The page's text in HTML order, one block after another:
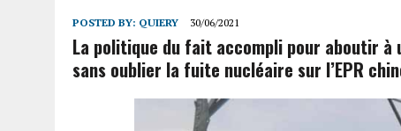
POSTED BY: QUIERY 30/06/2021
La politique du fait accompli pour aboutir
sans oublier la fuite nucléaire sur l’EPR